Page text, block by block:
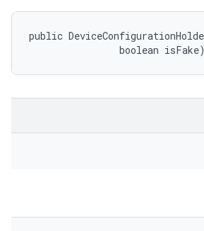
public
                boolean isFake)